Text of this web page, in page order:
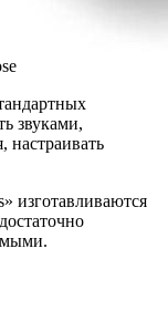
звуками,
настраивать
изготавливаются